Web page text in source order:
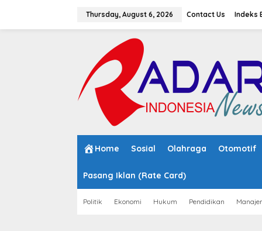
Thursday, August 6, 2026 Contact Us Indeks
Home Sosial Olahraga Otomotif
Pasang Iklan (Rate Card)
Politik Ekonomi Hukum Pendidikan